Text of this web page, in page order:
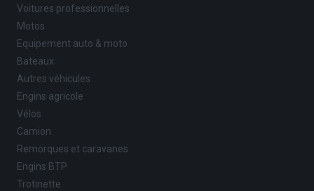
Voitures professionnelles
Motos
Equipement auto & moto
Bateaux
Autres véhicules
Engins agricole
Vélos
Camion
Remorques et caravanes
Engins BTP
Trotinette